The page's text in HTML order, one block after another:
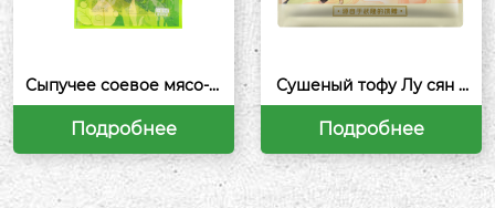
Сыпучее соевое мясо-М
аринованный перец
Подробнее
Сушеный тофу Лу сян 3
68 г -Пять специй
Подробнее